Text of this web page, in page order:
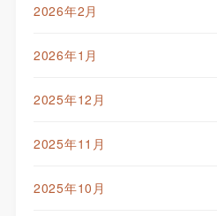
2026年2月
2026年1月
2025年12月
2025年11月
2025年10月